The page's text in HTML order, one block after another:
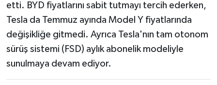
etti. BYD fiyatlarını sabit tutmayı tercih ederken,
Tesla da Temmuz ayında Model Y fiyatlarında
değişikliğe gitmedi. Ayrıca Tesla'nın tam otonom
sürüş sistemi (FSD) aylık abonelik modeliyle
sunulmaya devam ediyor.